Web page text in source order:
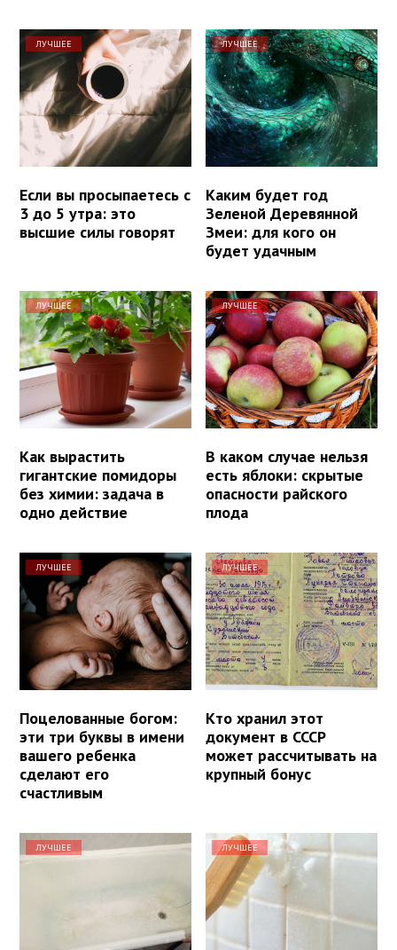
ЛУЧШЕЕ
Если вы просыпаетесь с
3 до 5 утра: это
высшие силы говорят
ЛУЧШЕЕ
Каким будет год
Зеленой Деревянной
Змеи: для кого он
будет удачным
ЛУЧШЕЕ
Как вырастить
гигантские помидоры
без химии: задача в
одно действие
ЛУЧШЕЕ
В каком случае нельзя
есть яблоки: скрытые
опасности райского
плода
ЛУЧШЕЕ
Поцелованные богом:
эти три буквы в имени
вашего ребенка
сделают его
счастливым
ЛУЧШЕЕ
Кто хранил этот
документ в СССР
может рассчитывать на
крупный бонус
ЛУЧШЕЕ ЛУЧШЕЕ